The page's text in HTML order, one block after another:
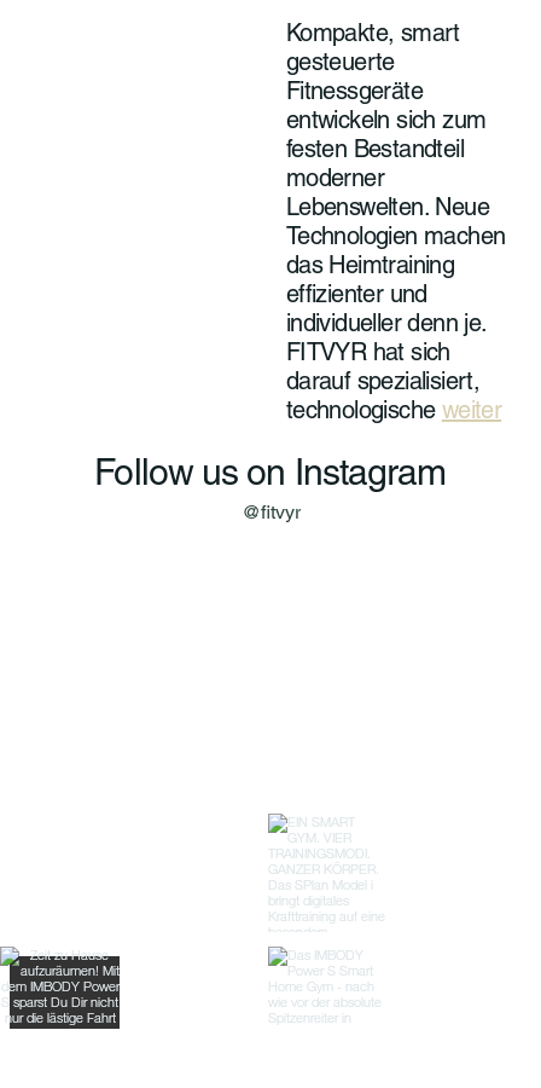
Kompakte, smart
gesteuerte
Fitnessgeräte
entwickeln sich zum
festen Bestandteil
moderner
Lebenswelten. Neue
Technologien machen
das Heimtraining
effizienter und
individueller denn je.
FITVYR hat sich
darauf spezialisiert,
technologische weiter
Follow us on Instagram
@fitvyr